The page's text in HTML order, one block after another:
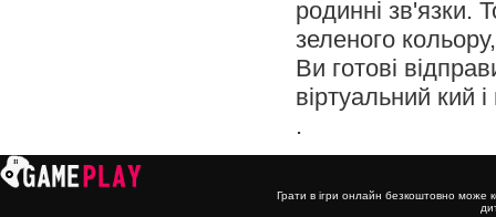
родинні зв'язки.
зеленого
Ви готові
віртуальний кий
.
Грати в ігри онлайн безкоштовно може